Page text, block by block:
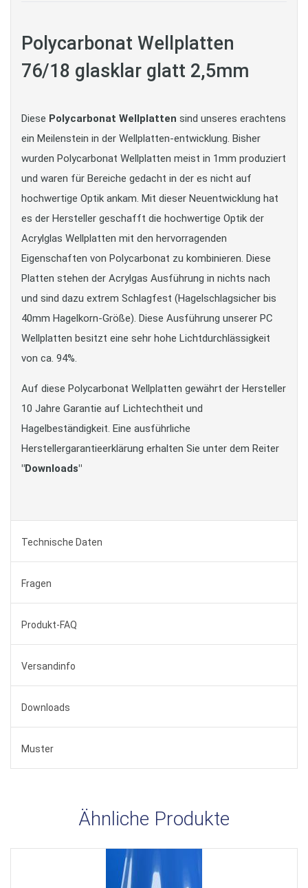
Polycarbonat Wellplatten
76/18 glasklar glatt 2,5mm
Diese Polycarbonat Wellplatten sind unseres erachtens
ein Meilenstein in der Wellplatten-entwicklung. Bisher
wurden Polycarbonat Wellplatten meist in 1mm produziert
und waren für Bereiche gedacht in der es nicht auf
hochwertige Optik ankam. Mit dieser Neuentwicklung hat
es der Hersteller geschafft die hochwertige Optik der
Acrylglas Wellplatten mit den hervorragenden
Eigenschaften von Polycarbonat zu kombinieren. Diese
Platten stehen der Acrylgas Ausführung in nichts nach
und sind dazu extrem Schlagfest (Hagelschlagsicher bis
40mm Hagelkorn-Größe). Diese Ausführung unserer PC
Wellplatten besitzt eine sehr hohe Lichtdurchlässigkeit
von ca. 94%.
Auf diese Polycarbonat Wellplatten gewährt der Hersteller
10 Jahre Garantie auf Lichtechtheit und
Hagelbeständigkeit. Eine ausführliche
Herstellergarantieerklärung erhalten Sie unter dem Reiter
"Downloads"
Technische Daten
Fragen
Produkt-FAQ
Versandinfo
Downloads
Muster
Ähnliche Produkte